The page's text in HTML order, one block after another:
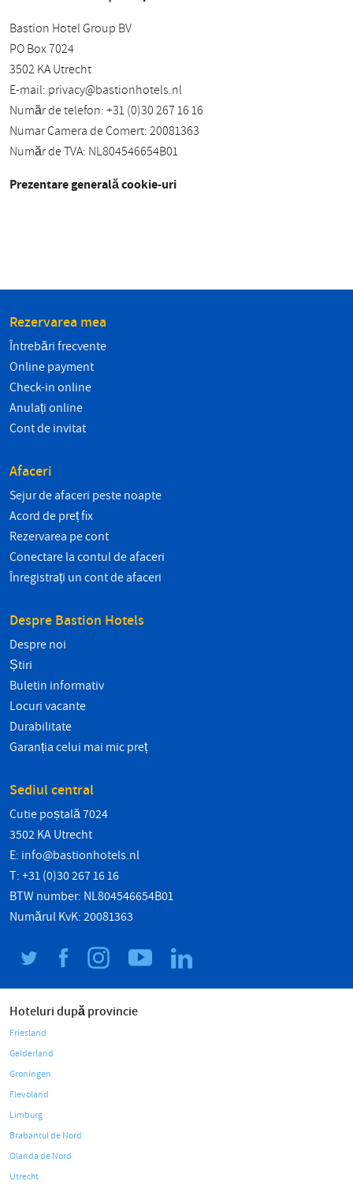
Bastion Hotel Group BV
PO Box 7024
3502 KA Utrecht
E-mail: privacy@bastionhotels.nl
Număr de telefon: +31 (0)30 267 16 16
Numar Camera de Comert: 20081363
Număr de TVA: NL804546654B01
Prezentare generală cookie-uri
Rezervarea mea
Întrebări frecvente
Online payment
Check-in online
Anulați online
Cont de invitat
Afaceri
Sejur de afaceri peste noapte
Acord de preț fix
Rezervarea pe cont
Conectare la contul de afaceri
Înregistrați un cont de afaceri
Despre Bastion Hotels
Despre noi
Știri
Buletin informativ
Locuri vacante
Durabilitate
Garanția celui mai mic preț
Sediul central
Cutie poștală 7024
3502 KA Utrecht
E: info@bastionhotels.nl
T: +31 (0)30 267 16 16
BTW number: NL804546654B01
Numărul KvK: 20081363
Hoteluri după provincie
Friesland
Gelderland
Groningen
Flevoland
Limburg
Brabantul de Nord
Olanda de Nord
Utrecht